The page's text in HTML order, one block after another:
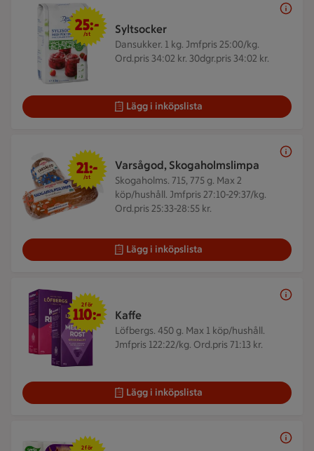
Syltsocker
Dansukker. 1 kg. Jmfpris 25:00/kg.
Ord.pris 34:02 kr. 30dgr.pris 34:02 kr.
25 kr/st
25:-
/st
Lägg i inköpslista
Varsågod, Skogaholmslimpa
Skogaholms. 715, 775 g. Max 2
köp/hushåll. Jmfpris 27:10-29:37/kg.
Ord.pris 25:33-28:55 kr.
21 kr/st
21:-
/st
Lägg i inköpslista
Kaffe
Löfbergs. 450 g. Max 1 köp/hushåll.
Jmfpris 122:22/kg. Ord.pris 71:13 kr.
2 för 110 kr
2 för
110:-
Lägg i inköpslista
2 för 79 kr
2 för